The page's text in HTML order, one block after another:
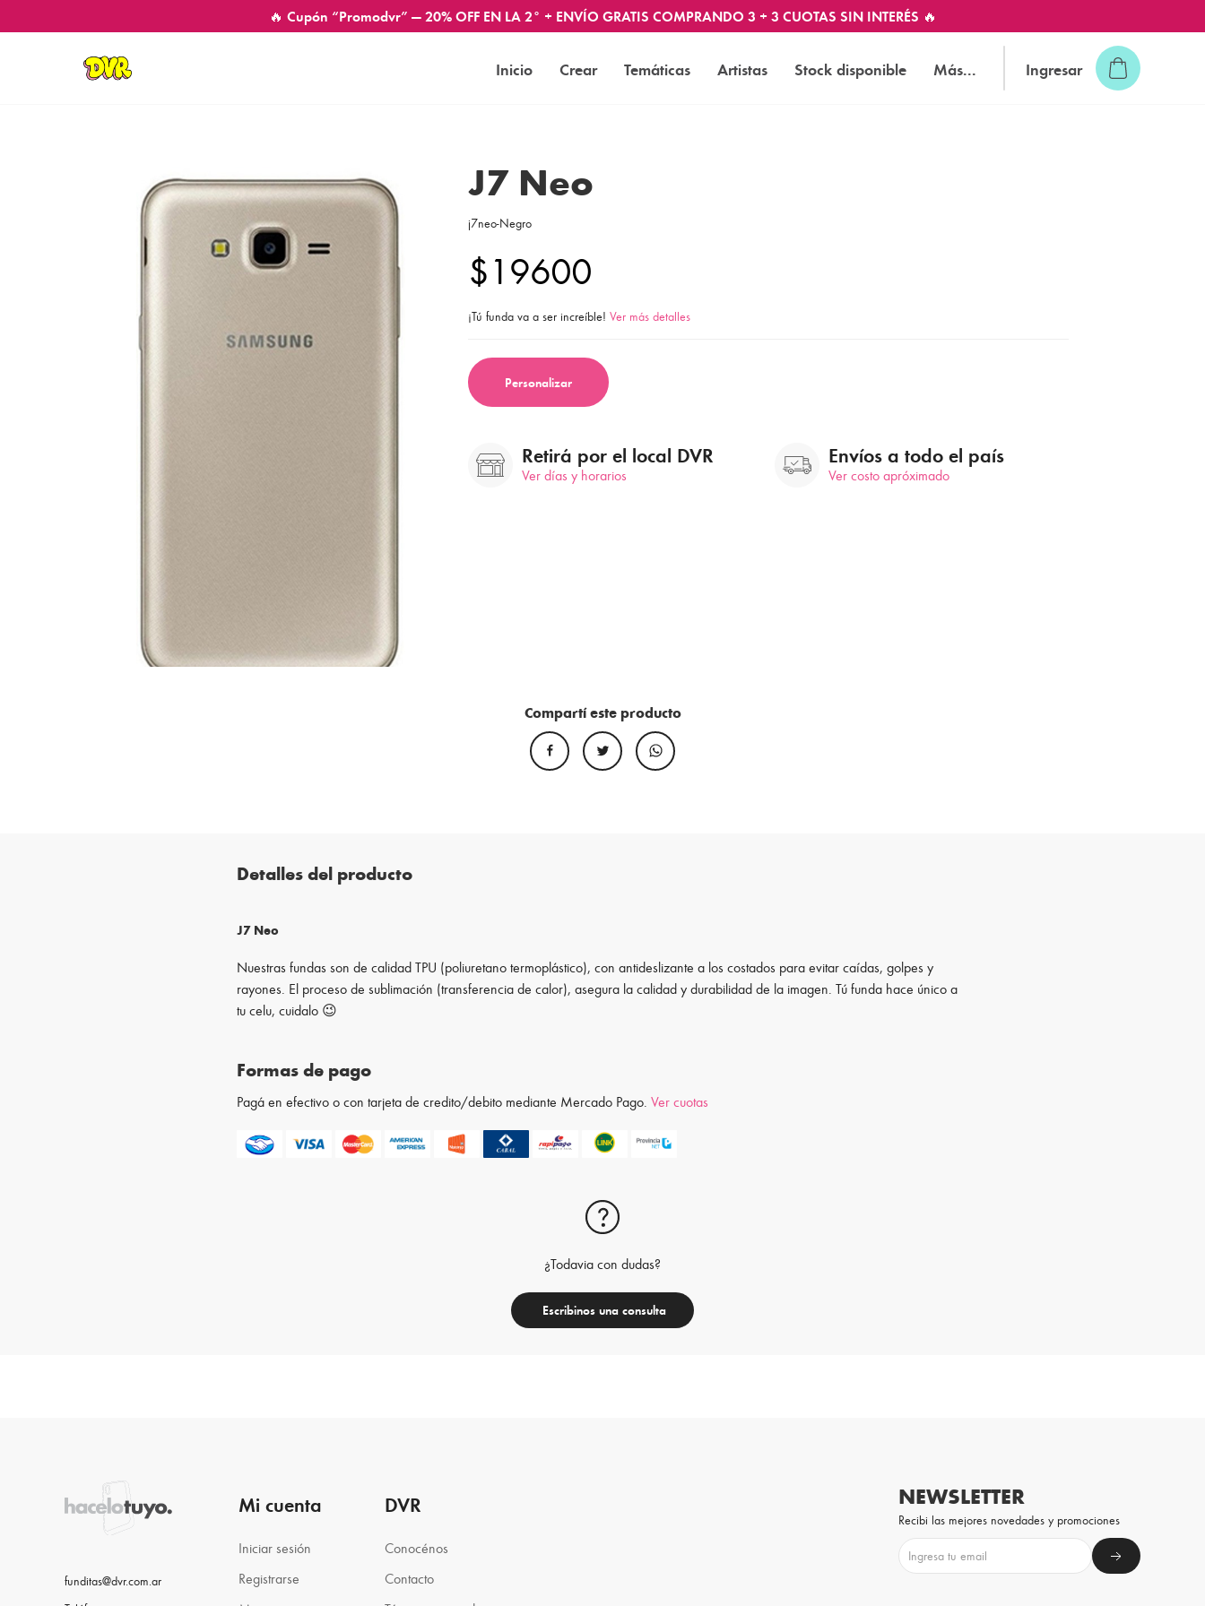
🔥 Cupón “Promodvr” — 20% OFF EN LA 2° + ENVÍO GRATIS COMPRANDO 3 + 3 CUOTAS SIN INTERÉS 🔥
Inicio Crear Temáticas Artistas Stock disponible Más... Ingresar
J7 Neo
j7neo-Negro
$19600
¡Tú funda va a ser increíble! Ver más detalles
Personalizar
Retirá por el local DVR
Ver días y horarios
Envíos a todo el país
Ver costo apróximado
Compartí este producto
Detalles del producto
J7 Neo
Nuestras fundas son de calidad TPU (poliuretano termoplástico), con antideslizante a los costados para evitar caídas, golpes y
rayones. El proceso de sublimación (transferencia de calor), asegura la calidad y durabilidad de la imagen. Tú funda hace único a
tu celu, cuidalo 😉
Formas de pago
Pagá en efectivo o con tarjeta de credito/debito mediante Mercado Pago.Ver cuotas
¿Todavia con dudas?
Escribinos una consulta
funditas@dvr.com.ar
Mi cuenta
Iniciar sesión
Registrarse
DVR
Conocénos
Contacto
NEWSLETTER
Recibi las mejores novedades y promociones